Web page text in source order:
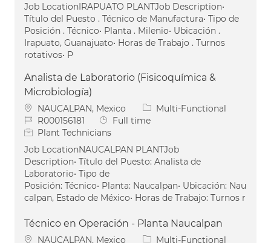
Job LocationIRAPUATO PLANTJob Description•
Título del Puesto . Técnico de Manufactura• Tipo de
Posición . Técnico• Planta . Milenio• Ubicación .
Irapuato, Guanajuato• Horas de Trabajo . Turnos
rotativos• P
Analista de Laboratorio (Fisicoquímica &
Microbiología)
Location
NAUCALPAN, Mexico Category
Multi-Functional
Job IdR000156181 Job Type
Full time
Plant Technicians
Job LocationNAUCALPAN PLANTJob
Description• Título del Puesto: Analista de
Laboratorio• Tipo de
Posición: Técnico• Planta: Naucalpan• Ubicación: Nau
calpan, Estado de México• Horas de Trabajo: Turnos r
Técnico en Operación - Planta Naucalpan
Location
NAUCALPAN, Mexico Category
Multi-Functional